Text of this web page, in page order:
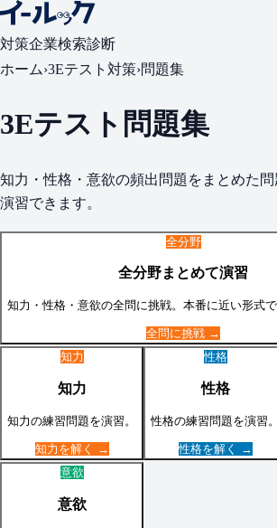
対策企業検索診断
ホーム›3Eテスト 対策›問題集
3Eテスト 問題集
知力・性格・意欲の頻出問題をまとめた
演習できます。
全分野
全分野まとめて演習
知力・性格・意欲の全問に挑戦。本番に近い形式で
全問に挑戦 →
知力
知力
知力の練習問題を演習。
知力 を解く →
性格
性格
性格の練習問題を演習。
性格を解く →
意欲
意欲